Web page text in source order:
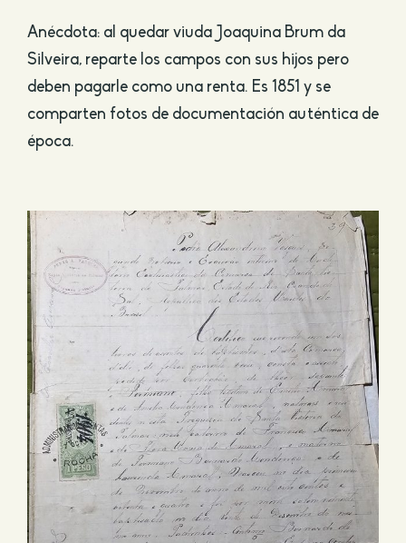
Anécdota: al quedar viuda Joaquina Brum da
Silveira, reparte los campos con sus hijos pero
deben pagarle como una renta. Es 1851 y se
comparten fotos de documentación auténtica de
época.